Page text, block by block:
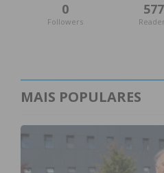
0
Followers
577
MAIS POPULARES